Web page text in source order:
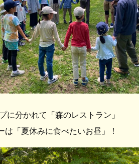
に分かれて「森のレストラン」
「夏休みに食べたいお昼」！